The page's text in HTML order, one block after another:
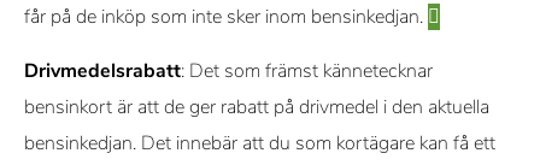
får på de inköp som inte sker inom bensinkedjan.
Drivmedelsrabatt: Det som främst kännetecknar
bensinkort är att de ger rabatt på drivmedel i den aktuella
bensinkedjan. Det innebär att du som kortägare kan få ett